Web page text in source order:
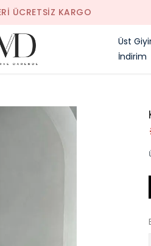
SIPARIŞLER AYNI GÜN
Üst
İndirim